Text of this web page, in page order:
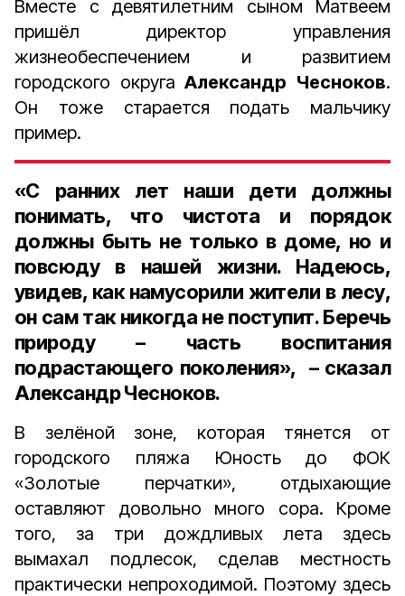
Вместе с девятилетним сыном Матвеем
пришёл директор управления
жизнеобеспечением и развитием
городского округаАлександр Чесноков.
Он тоже старается подать мальчику
пример.
«С ранних лет наши дети должны
понимать, что чистота и порядок
должны быть не только в доме, но и
повсюду в нашей жизни. Надеюсь,
увидев, как намусорили жители в лесу,
он сам так никогда не поступит. Беречь
природу – часть воспитания
подрастающего поколения», – сказал
Александр Чесноков.
В зелёной зоне, которая тянется от
городского пляжа Юность до ФОК
«Золотые перчатки», отдыхающие
оставляют довольно много сора. Кроме
того, за три дождливых лета здесь
вымахал подлесок, сделав местность
практически непроходимой. Поэтому здесь